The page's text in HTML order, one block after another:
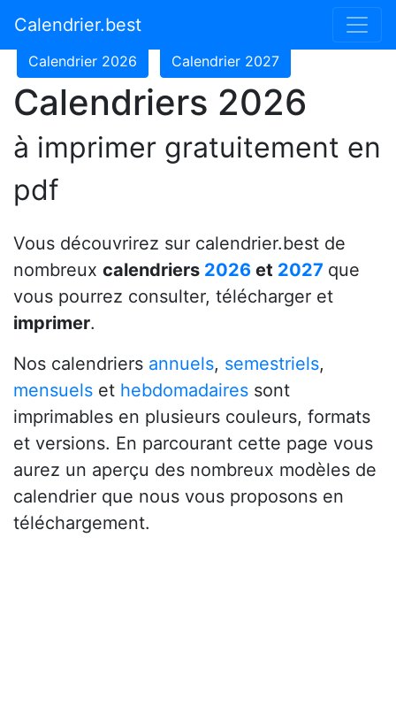
Calendrier.best
Calendrier 2024
Calendrier 2026 Calendrier 2027
Calendriers 2026
à imprimer gratuitement en
pdf
Vous découvrirez sur calendrier.best de
nombreux calendriers 2026 et 2027 que
vous pourrez consulter, télécharger et
imprimer.
Nos calendriers annuels, semestriels,
mensuels et hebdomadaires sont
imprimables en plusieurs couleurs, formats
et versions. En parcourant cette page vous
aurez un aperçu des nombreux modèles de
calendrier que nous vous proposons en
téléchargement.